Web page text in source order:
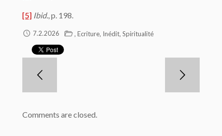
[5] Ibid., p. 198.
7.2.2026 , Ecriture, Inédit, Spiritualité
Comments are closed.